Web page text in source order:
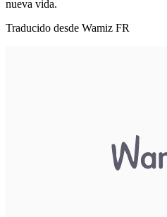
nueva vida.
Traducido desde Wamiz FR